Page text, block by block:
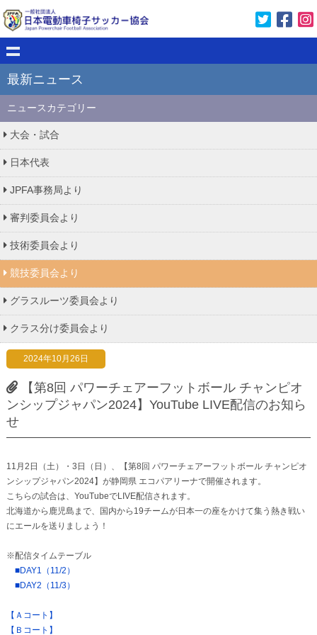
最新ニュース
ニュースカテゴリー
大会・試合
日本代表
JPFA事務局より
審判委員会より
技術委員会より
競技委員会より
グラスルーツ委員会より
クラス分け委員会より
2024年10月26日
【第8回 パワーチェアーフットボール チャンピオ
ンシップジャパン2024】YouTube LIVE配信のお知ら
せ
11月2日（土）・3日（日）、【第8回 パワーチェアーフットボール チャンピオ
ンシップジャパン2024】が静岡県 エコパアリーナで開催されます。
こちらの試合は、YouTubeでLIVE配信されます。
北海道から鹿児島まで、国内から19チームが日本一の座をかけて集う熱き戦い
にエールを送りましょう！
※配信タイムテーブル
■DAY1（11/2）
■DAY2（11/3）
【Ａコート】
【Ｂコート】